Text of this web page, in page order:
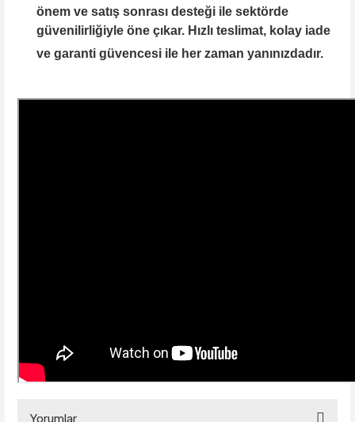
önem ve satış sonrası desteği ile sektörde
güvenilirliğiyle öne çıkar. Hızlı teslimat, kolay iade
ve garanti güvencesi ile her zaman yanınızdadır.
Yorumlar